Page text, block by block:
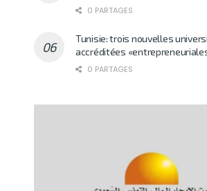
0 PARTAGES
Tunisie: trois nouvelles
accréditées
0 PARTAGES